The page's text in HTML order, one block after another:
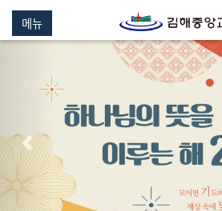
메뉴
이전